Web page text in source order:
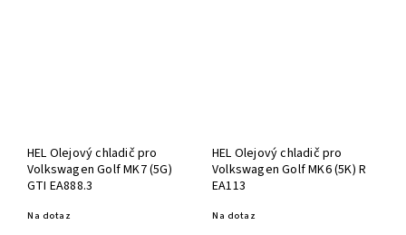
HEL Olejový chladič pro
Volkswagen Golf MK7 (5G)
GTI EA888.3
Na dotaz
HEL Olejový chladič pro
Volkswagen Golf MK6 (5K) R
EA113
Na dotaz